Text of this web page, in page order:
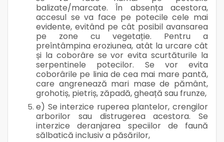
balizate/marcate. În absența acestora,
accesul se va face pe potecile cele mai
evidente, evitând pe cât posibil avansarea
pe zone cu vegetație. Pentru a
preîntâmpina eroziunea, atât la urcare cât
și la coborâre se vor evita scurtăturile la
serpentinele potecilor. Se vor evita
coborârile pe linia de cea mai mare pantă,
care angrenează mari mase de pământ,
grohotiș, pietriș, zăpadă, gheață sau frunze,
e) Se interzice ruperea plantelor, crengilor
arborilor sau distrugerea acestora. Se
interzice deranjarea speciilor de faună
sălbatică inclusiv a păsărilor,